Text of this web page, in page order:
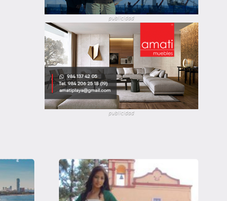
publicidad
publicidad